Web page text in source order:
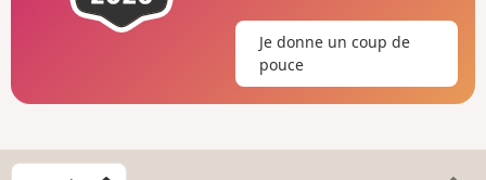
Je donne un coup de
pouce
C